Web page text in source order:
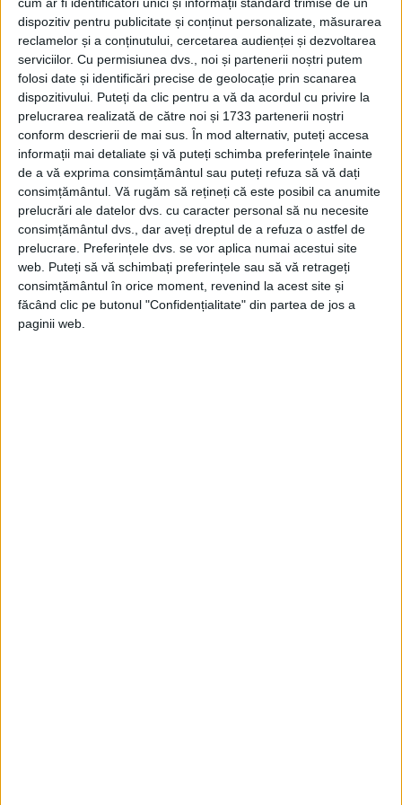
dispozitiv pentru publicitate și conținut personalizate, măsurarea
reclamelor și a conținutului, cercetarea audienței și dezvoltarea
serviciilor. Cu permisiunea dvs., noi și partenerii noștri putem
folosi date și identificări precise de geolocație prin scanarea
dispozitivului. Puteți da clic pentru a vă da acordul cu privire la
prelucrarea realizată de către noi și 1733 partenerii noștri
conform descrierii de mai sus. În mod alternativ, puteți accesa
informații mai detaliate și vă puteți schimba preferințele înainte
de a vă exprima consimțământul sau puteți refuza să vă dați
consimțământul. Vă rugăm să rețineți că este posibil ca anumite
prelucrări ale datelor dvs. cu caracter personal să nu necesite
consimțământul dvs., dar aveți dreptul de a refuza o astfel de
prelucrare. Preferințele dvs. se vor aplica numai acestui site
web. Puteți să vă schimbați preferințele sau să vă retrageți
consimțământul în orice moment, revenind la acest site și
făcând clic pe butonul "Confidențialitate" din partea de jos a
paginii web.
multe, multe articole de gazetă care astăzi
încă pot sluji drept pildă.
Cât despre România Pitorească, abia azi se
învederează adevărata ei valoare: a trecut